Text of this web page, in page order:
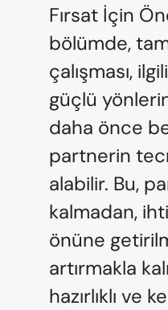
Fırsat İçin
bölümde,
çalışması,
güçlü
daha önce
partnerin
alabilir. Bu,
kalmadan,
önüne
artırmakla
hazırlıklı ve